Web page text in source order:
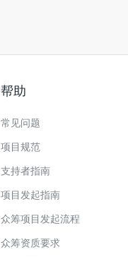
帮助
常见问题
项目规范
支持者指南
项目发起指南
众筹项目发起流程
众筹资质要求